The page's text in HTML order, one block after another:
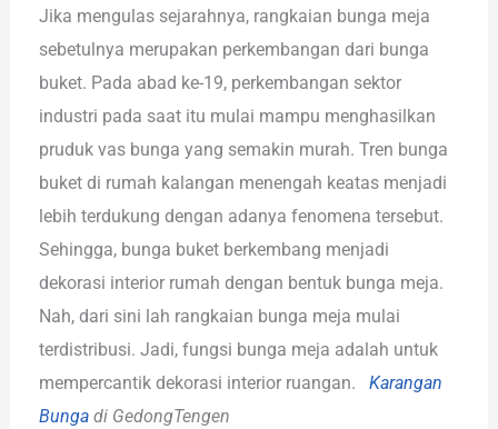
Jika mengulas sejarahnya, rangkaian bunga meja
sebetulnya merupakan perkembangan dari bunga
buket. Pada abad ke-19, perkembangan sektor
industri pada saat itu mulai mampu menghasilkan
pruduk vas bunga yang semakin murah. Tren bunga
buket di rumah kalangan menengah keatas menjadi
lebih terdukung dengan adanya fenomena tersebut.
Sehingga, bunga buket berkembang menjadi
dekorasi interior rumah dengan bentuk bunga meja.
Nah, dari sini lah rangkaian bunga meja mulai
terdistribusi. Jadi, fungsi bunga meja adalah untuk
mempercantik dekorasi interior ruangan.Karangan
Bunga di GedongTengen